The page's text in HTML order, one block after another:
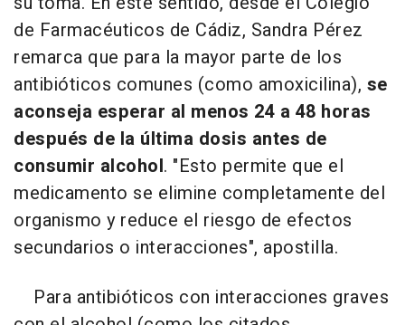
de Farmacéuticos de Cádiz, Sandra Pérez
remarca que para la mayor parte de los
antibióticos comunes (como amoxicilina), se
aconseja esperar al menos 24 a 48 horas
después de la última dosis antes de
consumir alcohol. "Esto permite que el
medicamento se elimine completamente del
organismo y reduce el riesgo de efectos
secundarios o interacciones", apostilla.
Para antibióticos con interacciones graves